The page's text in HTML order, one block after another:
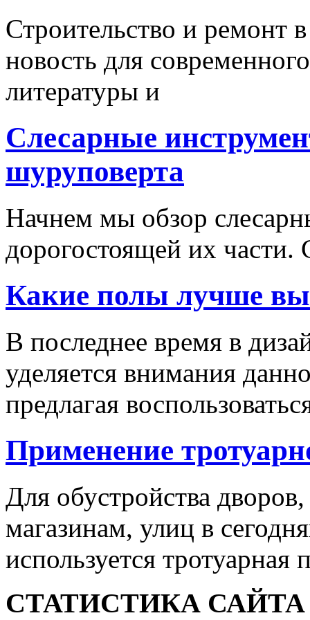
Строительство и ремонт
новость для
литературы и
Слесарные
шуруповерта
Начнем мы обзор
дорогостоящей их части.
Какие полы лучше
В последнее время в
уделяется внимания
предлагая
Применение
Для обустройства
магазинам, улиц в
используется тротуарная
СТАТИСТИКА САЙТА